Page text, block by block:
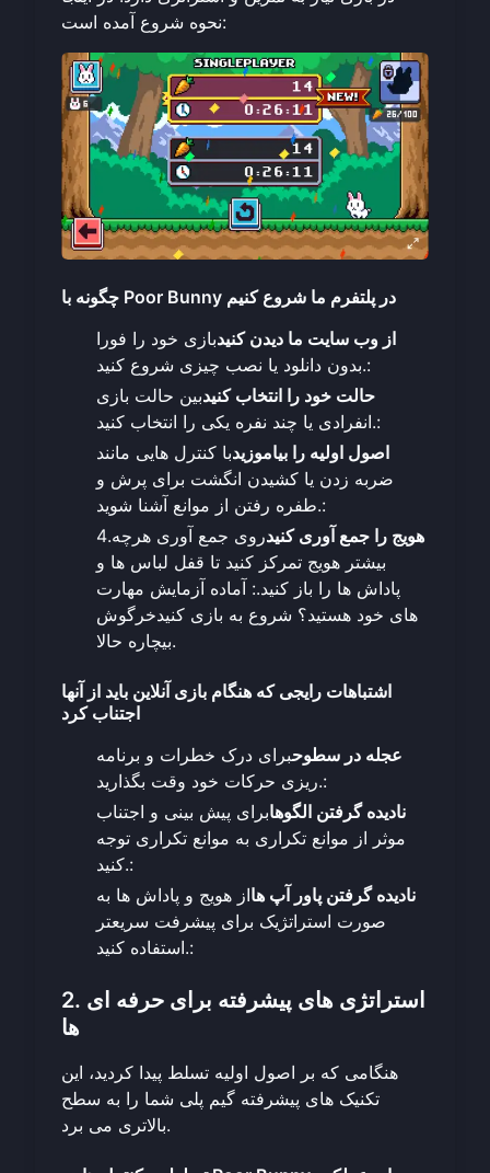
نحوه شروع آمده است:
چگونه با Poor Bunny در پلتفرم ما شروع کنیم
از وب سایت ما دیدن کنیدبازی خود را فورا
بدون دانلود یا نصب چیزی شروع کنید.:
حالت خود را انتخاب کنیدبین حالت بازی
انفرادی یا چند نفره یکی را انتخاب کنید.:
اصول اولیه را بیاموزیدبا کنترل هایی مانند
ضربه زدن یا کشیدن انگشت برای پرش و
طفره رفتن از موانع آشنا شوید.:
4.
هویج را جمع آوری کنیدروی جمع آوری هرچه
بیشتر هویج تمرکز کنید تا قفل لباس ها و
پاداش ها را باز کنید.: آماده آزمایش مهارت
های خود هستید؟ شروع به بازی کنیدخرگوش
بیچاره حالا.
اشتباهات رایجی که هنگام بازی آنلاین باید از آنها
اجتناب کرد
عجله در سطوحبرای درک خطرات و برنامه
ریزی حرکات خود وقت بگذارید.:
نادیده گرفتن الگوهابرای پیش بینی و اجتناب
موثر از موانع تکراری به موانع تکراری توجه
کنید.:
نادیده گرفتن پاور آپ هااز هویج و پاداش ها به
صورت استراتژیک برای پیشرفت سریعتر
استفاده کنید.:
2. استراتژی های پیشرفته برای حرفه ای
ها
هنگامی که بر اصول اولیه تسلط پیدا کردید، این
تکنیک های پیشرفته گیم پلی شما را به سطح
بالاتری می برد.